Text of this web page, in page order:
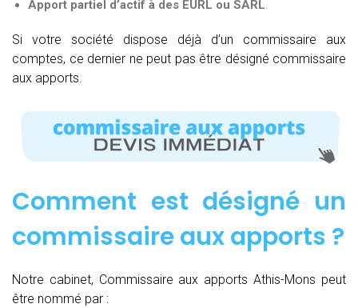
Apport partiel d’actif à des EURL ou SARL.
Si votre société dispose déjà d’un commissaire aux
comptes, ce dernier ne peut pas être désigné commissaire
aux apports.
Comment est désigné un
commissaire aux apports ?
Notre cabinet, Commissaire aux apports Athis-Mons peut
être nommé par :